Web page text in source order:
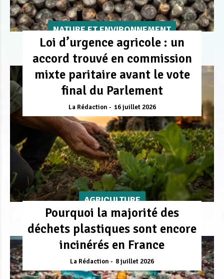
NATURE ET ENVIRONNEMENT
Loi d’urgence agricole : un
accord trouvé en commission
mixte paritaire avant le vote
final du Parlement
La Rédaction 16 juillet 2026
AGRICULTURE
Pourquoi la majorité des
déchets plastiques sont encore
incinérés en France
La Rédaction 8 juillet 2026